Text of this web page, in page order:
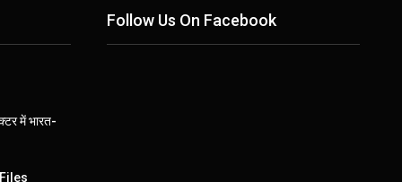
में भारत-
Follow Us On Facebook